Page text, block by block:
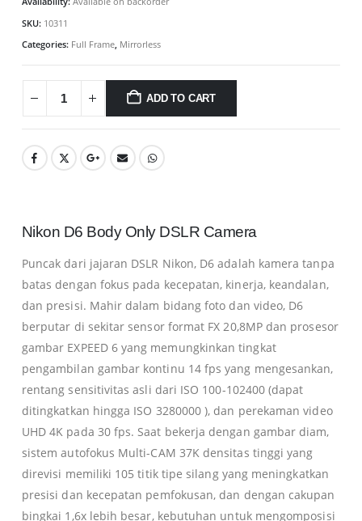
SKU: 10311
Categories: Full Frame, Mirrorless
ADD TO CART
Nikon D6 Body Only DSLR Camera
Puncak dari jajaran DSLR Nikon, D6 adalah kamera tanpa
batas dengan fokus pada kecepatan, kinerja, keandalan,
dan presisi. Mahir dalam bidang foto dan video, D6
berputar di sekitar sensor format FX 20,8MP dan prosesor
gambar EXPEED 6 yang memungkinkan tingkat
pengambilan gambar kontinu 14 fps yang mengesankan,
rentang sensitivitas asli dari ISO 100-102400 (dapat
ditingkatkan hingga ISO 3280000 ), dan perekaman video
UHD 4K pada 30 fps. Saat bekerja dengan gambar diam,
sistem autofokus Multi-CAM 37K densitas tinggi yang
direvisi memiliki 105 titik tipe silang yang meningkatkan
presisi dan kecepatan pemfokusan, dan dengan cakupan
bingkai 1,6x lebih besar, kebutuhan untuk mengomposisi